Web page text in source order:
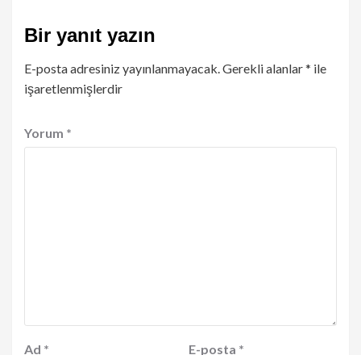
Bir yanıt yazın
E-posta adresiniz yayınlanmayacak.Gerekli alanlar* ile
işaretlenmişlerdir
Yorum *
Ad * E-posta *